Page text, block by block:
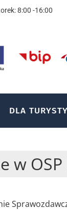
8:00 -16:00
DLA TURYSTY
w